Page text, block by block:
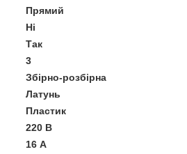
Прямий
Ні
Так
3
Збірно-розбірна
Латунь
Пластик
220 В
16 А